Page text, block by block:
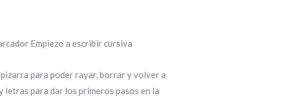
Empiezo a escribir cursiva
para poder rayar, borrar y volver a
letras para dar los primeros pasos en la